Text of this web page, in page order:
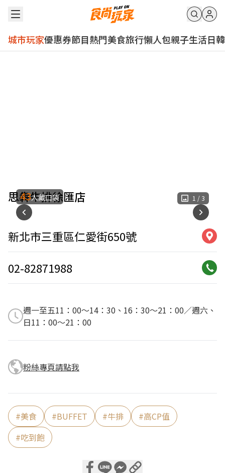
城市玩家優惠券節目熱門美食旅行懶人包親子生活日韓
思犇牛排徐匯店 1 / 3
43人藏口袋
新北市三重區仁愛街650號
02-82871988
週一至五11：00～14：30、16：30～21：00／週六、
日11：00～21：00
粉絲專頁請點我
#美食 #BUFFET #牛排 #高CP值
#吃到飽